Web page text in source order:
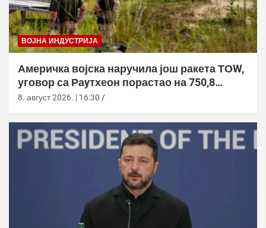
ВОЈНА ИНДУСТРИЈА
Америчка војска наручила још ракета ТОW,
уговор са Раyтхеон порастао на 750,8
милиона долара
8. август 2026. | 16:30